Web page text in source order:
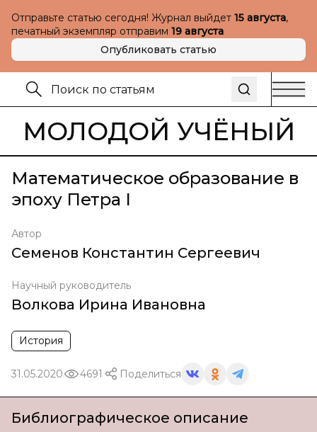
Отправьте статью сегодня! Журнал выйдет 15 августа,
печатный экземпляр отправим 19 августа
Опубликовать статью
МОЛОДОЙ УЧЁНЫЙ
Математическое образование в
эпоху Петра I
Автор
Семенов Константин Сергеевич
Научный руководитель
Волкова Ирина Ивановна
История
31.05.2020 4691 Поделиться
Библиографическое описание